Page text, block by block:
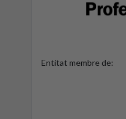
Entitat membre de: